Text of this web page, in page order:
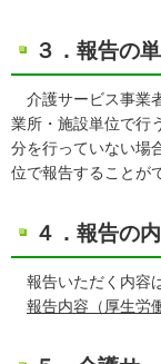
３．報告の
介護サービス事業
業所・施設単位で行
分を行っていない場
位で報告することが
４．報告の
報告いただく内容
報告内容（厚生労